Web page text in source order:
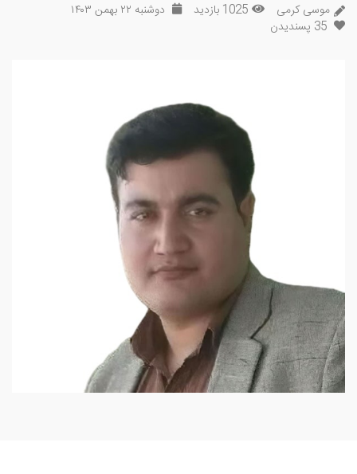
موسی کرمی 1025 بازدید
دوشنبه ۲۲ بهمن ۱۴۰۳
35 پسندیدن